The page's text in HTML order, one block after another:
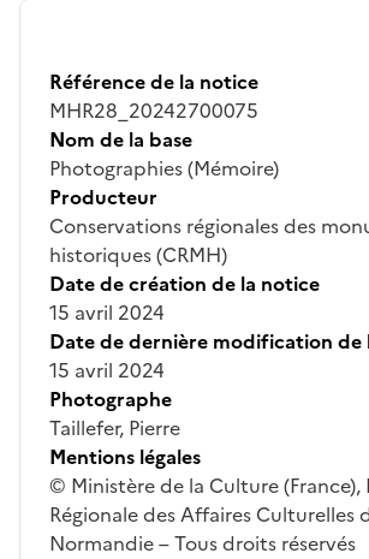
Référence de la notice
MHR28_20242700075
Nom de la base
Photographies (Mémoire)
Producteur
Conservations régionales des
historiques (CRMH)
Date de création de la notice
15 avril 2024
Date de dernière modification de
15 avril 2024
Photographe
Taillefer, Pierre
Mentions légales
© Ministère de la Culture
Régionale des Affaires Culturelles
Normandie – Tous droits réservés